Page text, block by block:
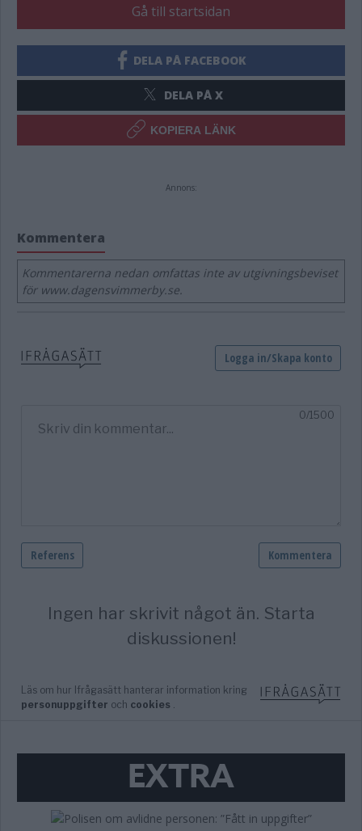
Gå till startsidan
DELA PÅ FACEBOOK
DELA PÅ X
KOPIERA LÄNK
Annons:
Kommentera
Kommentarerna nedan omfattas inte av utgivningsbeviset
för www.dagensvimmerby.se.
EXTRA